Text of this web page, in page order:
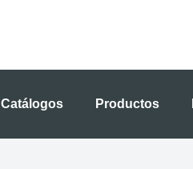
Catálogos Productos